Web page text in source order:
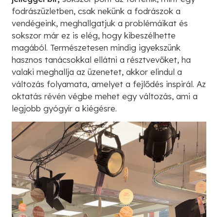
fodrászüzletben, csak nekünk a fodrászok a
vendégeink, meghallgatjuk a problémáikat és
sokszor már ez is elég, hogy kibeszélhette
magából. Természetesen mindig igyekszünk
hasznos tanácsokkal ellátni a résztvevőket, ha
valaki meghallja az üzenetet, akkor elindul a
változás folyamata, amelyet a fejlődés inspirál. Az
oktatás révén végbe mehet egy változás, ami a
legjobb gyógyír a kiégésre.